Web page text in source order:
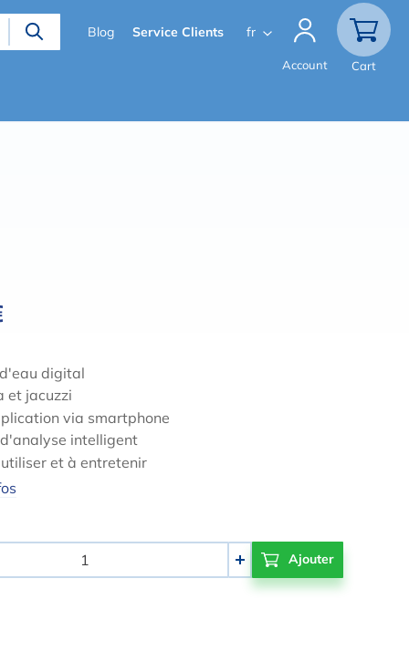
Secondary
Blog Service Clients fr
Account Cart
digital
et jacuzzi
via smartphone
intelligent
et à entretenir
+